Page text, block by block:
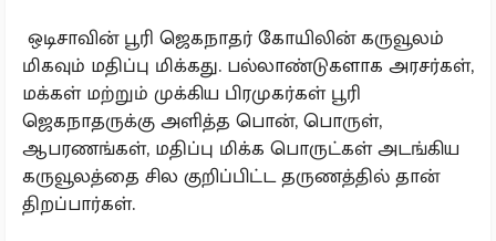
ஒடிசாவின் பூரி ஜெகநாதர் கோயிலின் கருவூலம்
மிகவும் மதிப்பு மிக்கது. பல்லாண்டுகளாக அரசர்கள்,
மக்கள் மற்றும் முக்கிய பிரமுகர்கள் பூரி
ஜெகநாதருக்கு அளித்த பொன், பொருள்,
ஆபரணங்கள், மதிப்பு மிக்க பொருட்கள் அடங்கிய
கருவூலத்தை சில குறிப்பிட்ட தருணத்தில் தான்
திறப்பார்கள்.